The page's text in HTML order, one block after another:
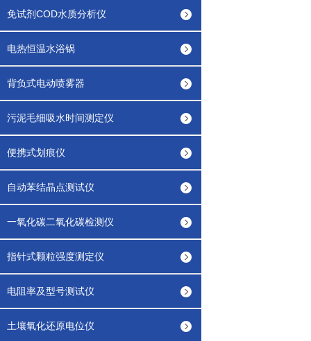
免试剂COD水质分析仪
电热恒温水浴锅
背负式电动喷雾器
污泥毛细吸水时间测定仪
便携式划痕仪
自动苯结晶点测试仪
一氧化碳二氧化碳检测仪
指针式颗粒强度测定仪
电阻率及型号测试仪
土壤氧化还原电位仪